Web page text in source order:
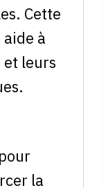
Cette
à
leurs
la